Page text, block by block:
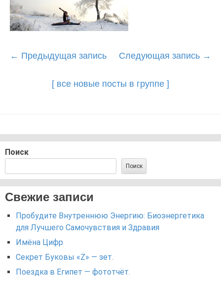
Post
← Предыдущая запись Следующая запись →
[ все новые посты в группе ]
Поиск
Поиск
Свежие записи
Пробудите Внутреннюю Энергию: Биоэнергетика
для Лучшего Самочувствия и Здравия
Имёна Цифр
Секрет Буковы «Z» — зет.
Поездка в Египет — фототчёт.